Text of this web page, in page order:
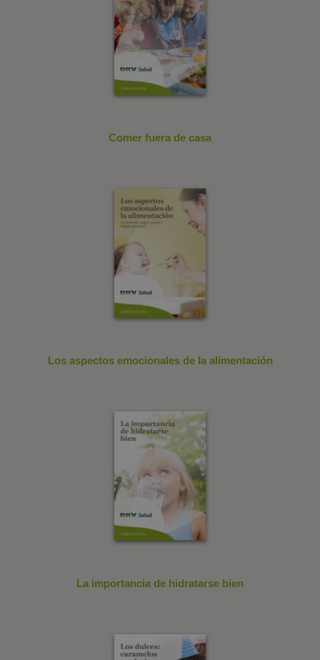
Comer fuera de casa
Los aspectos emocionales de la alimentación
La importancia de hidratarse bien